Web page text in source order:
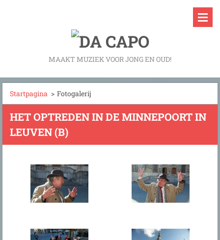
MAAKT MUZIEK VOOR JONG EN OUD!
Startpagina > Fotogalerij
HET OPTREDEN IN DE MINNEPOORT IN
LEUVEN (B)